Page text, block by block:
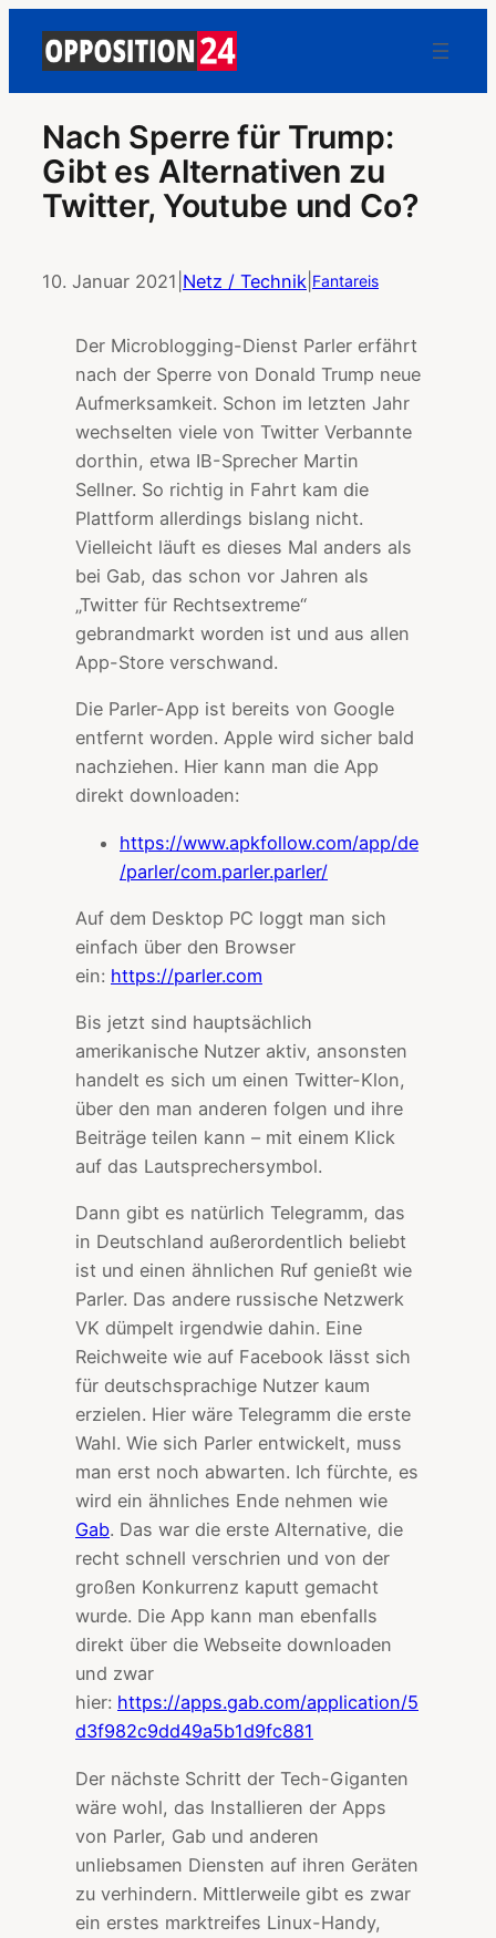
Nach Sperre für Trump:
Gibt es Alternativen zu
Twitter, Youtube und Co?
10. Januar 2021 Netz / Technik Fantareis
Der Microblogging-Dienst Parler erfährt
nach der Sperre von Donald Trump neue
Aufmerksamkeit. Schon im letzten Jahr
wechselten viele von Twitter Verbannte
dorthin, etwa IB-Sprecher Martin
Sellner. So richtig in Fahrt kam die
Plattform allerdings bislang nicht.
Vielleicht läuft es dieses Mal anders als
bei Gab, das schon vor Jahren als
„Twitter für Rechtsextreme“
gebrandmarkt worden ist und aus allen
App-Store verschwand.
Die Parler-App ist bereits von Google
entfernt worden. Apple wird sicher bald
nachziehen. Hier kann man die App
direkt downloaden:
https://www.apkfollow.com/app/de
/parler/com.parler.parler/
Auf dem Desktop PC loggt man sich
einfach über den Browser
ein: https://parler.com
Bis jetzt sind hauptsächlich
amerikanische Nutzer aktiv, ansonsten
handelt es sich um einen Twitter-Klon,
über den man anderen folgen und ihre
Beiträge teilen kann – mit einem Klick
auf das Lautsprechersymbol.
Dann gibt es natürlich Telegramm, das
in Deutschland außerordentlich beliebt
ist und einen ähnlichen Ruf genießt wie
Parler. Das andere russische Netzwerk
VK dümpelt irgendwie dahin. Eine
Reichweite wie auf Facebook lässt sich
für deutschsprachige Nutzer kaum
erzielen. Hier wäre Telegramm die erste
Wahl. Wie sich Parler entwickelt, muss
man erst noch abwarten. Ich fürchte, es
wird ein ähnliches Ende nehmen wie
Gab. Das war die erste Alternative, die
recht schnell verschrien und von der
großen Konkurrenz kaputt gemacht
wurde. Die App kann man ebenfalls
direkt über die Webseite downloaden
und zwar
hier: https://apps.gab.com/application/5
d3f982c9dd49a5b1d9fc881
Der nächste Schritt der Tech-Giganten
wäre wohl, das Installieren der Apps
von Parler, Gab und anderen
unliebsamen Diensten auf ihren Geräten
zu verhindern. Mittlerweile gibt es zwar
ein erstes marktreifes Linux-Handy,